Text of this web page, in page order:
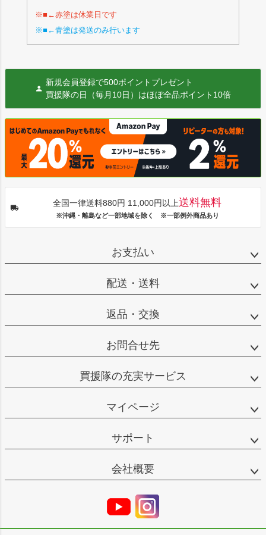
※■←赤塗は休業日です
※■←青塗は発送のみ行います
新規会員登録で500ポイントプレゼント
買援隊の日（毎月10日）はほぼ全品ポイント10倍
全国一律送料880円 11,000円以上送料無料
※沖縄・離島など一部地域を除く ※一部例外商品あり
お支払い
配送・送料
返品・交換
お問合せ先
買援隊の充実サービス
マイページ
サポート
会社概要